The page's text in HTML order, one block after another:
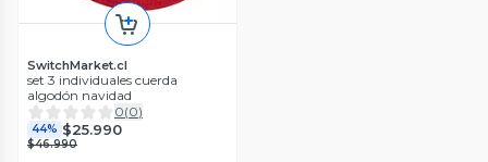
SwitchMarket.cl
set 3 individuales cuerda
algodón navidad
0(0)
44% $25.990
$46.990